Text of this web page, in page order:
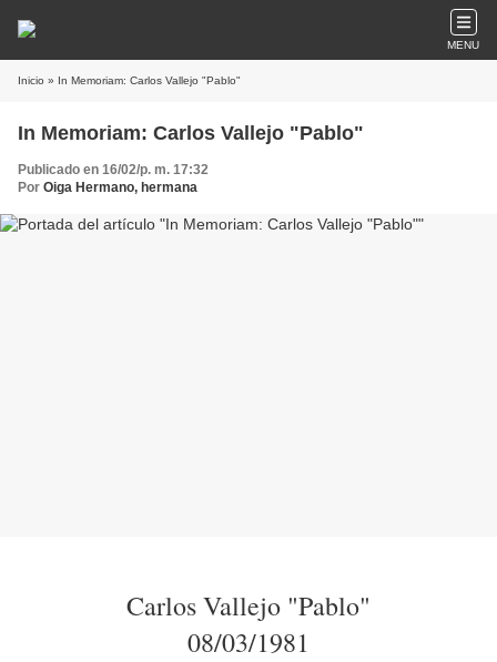
MENU
Inicio » In Memoriam: Carlos Vallejo "Pablo"
In Memoriam: Carlos Vallejo "Pablo"
Publicado en 16/02/p. m. 17:32
Por Oiga Hermano, hermana
Carlos Vallejo "Pablo"
08/03/1981